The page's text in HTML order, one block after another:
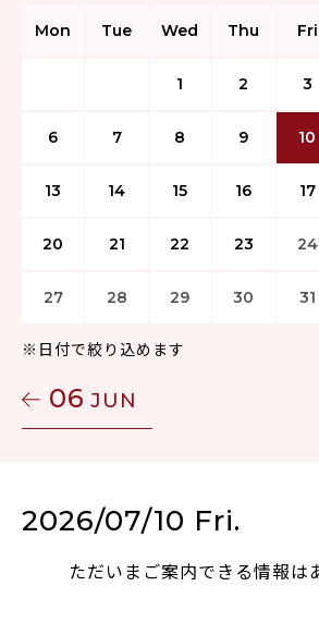
06 JUN
Mon Tue Wed Thu Fri
1 2 3
6 7 8 9 10
13 14 15 16 17
20 21 22 23 24
27 28 29 30 31
※日付で絞り込めます
2026/07/10 Fri.
ただいまご案内できる情報は